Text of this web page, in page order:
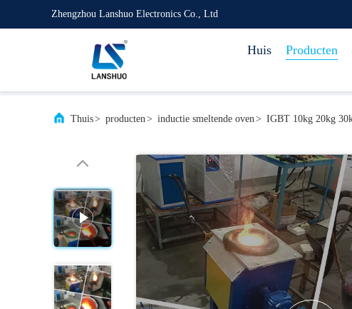
Zhengzhou Lanshuo Electronics Co., Ltd
Huis Producten
Thuis> producten> inductie smeltende oven> IGBT 10kg 20kg